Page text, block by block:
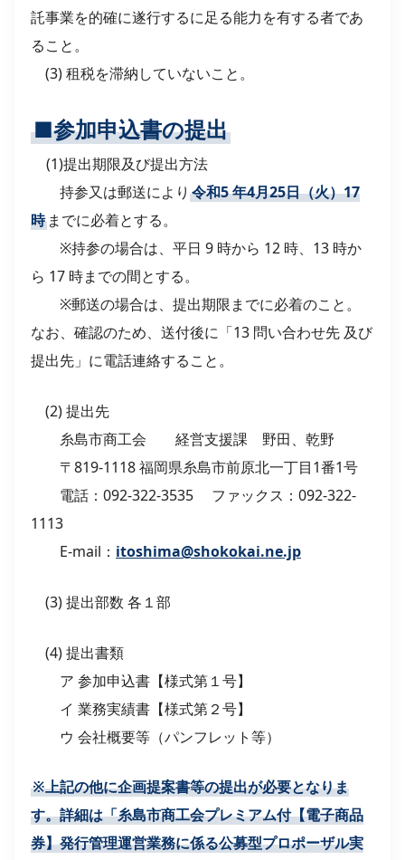
託事業を的確に遂行するに足る能力を有する者であ
ること。
(3) 租税を滞納していないこと。
■参加申込書の提出
(1)提出期限及び提出方法
持参又は郵送により 令和5年4月25日（火）17
時までに必着とする。
※持参の場合は、平日 9 時から 12 時、13 時か
ら 17 時までの間とする。
※郵送の場合は、提出期限までに必着のこと。
なお、確認のため、送付後に「13 問い合わせ先 及び
提出先」に電話連絡すること。
(2) 提出先
糸島市商工会 経営支援課 野田、乾野
〒819-1118 福岡県糸島市前原北一丁目1番1号
電話：092-322-3535 ファックス：092-322-
1113
E-mail： itoshima@shokokai.ne.jp
(3) 提出部数 各１部
(4) 提出書類
ア 参加申込書【様式第１号】
イ 業務実績書【様式第２号】
ウ 会社概要等（パンフレット等）
※上記の他に企画提案書等の提出が必要となりま
す。詳細は「糸島市商工会プレミアム付【電子商品
券】発行管理運営業務に係る公募型プロポーザル実